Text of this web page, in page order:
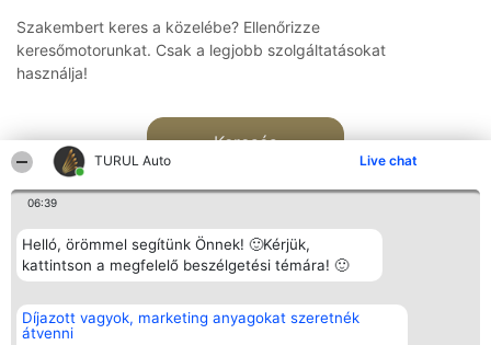
TURUL Auto Live chat
06:39
Helló, örömmel segítünk Önnek! 🙂Kérjük,
kattintson a megfelelő beszélgetési témára! 🙂
Díjazott vagyok, marketing anyagokat szeretnék
átvenni
Szakembert keres a közelébe? Ellenőrizze
keresőmotorunkat. Csak a legjobb szolgáltatásokat
használja!
Keresés
Rangsorszervező
SC Beautiful Company S.R.L.
Bulevardul Aleea Timișul De
Népszavazás
Nyertesek
Elérhetőség
Elérhetőség